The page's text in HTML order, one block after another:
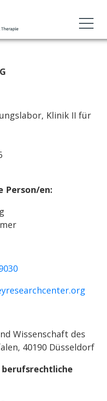
Klinik II für
Person/en:
Wissenschaft des
40190 Düsseldorf
berufsrechtliche